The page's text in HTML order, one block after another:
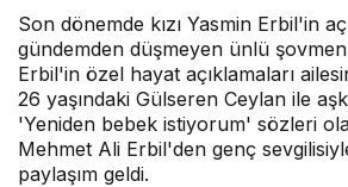
Son dönemde kızı Yasmin Erbil'in
gündemden düşmeyen ünlü
Erbil'in özel hayat açıklamaları
26 yaşındaki Gülseren Ceylan ile
'Yeniden bebek istiyorum' sözleri
Mehmet Ali Erbil'den genç
paylaşım geldi.